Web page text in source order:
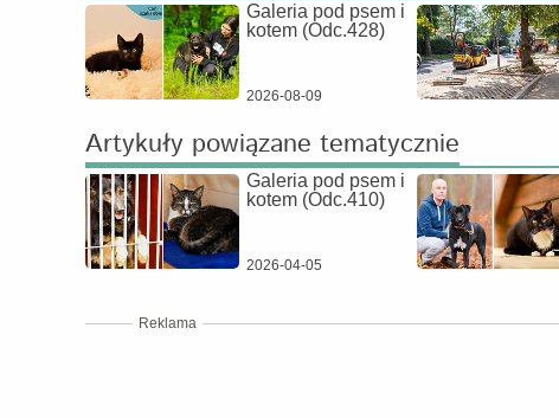
Galeria pod psem i
kotem (Odc.428)
2026-08-09
Artykuły powiązane tematycznie
Galeria pod psem i
kotem (Odc.410)
2026-04-05
Reklama